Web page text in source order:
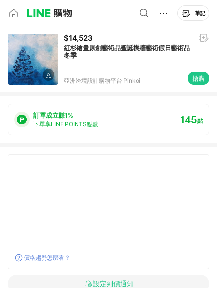
筆記
$14,523
紅杉繪畫原創藝術品聖誕樹牆藝術假日藝術品
冬季
亞洲跨境設計購物平台 Pinkoi 搶購
訂單成立賺1%
下單享LINE POINTS點數 145點
價格趨勢怎麼看？
設定到價通知